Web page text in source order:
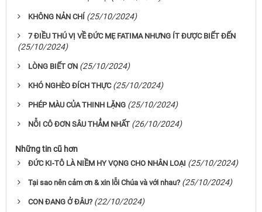
KHÔNG NẢN CHÍ (25/10/2024)
7 ĐIỀU THÚ VỊ VỀ ĐỨC MẸ FATIMA NHƯNG ÍT ĐƯỢC BIẾT ĐẾN
(25/10/2024)
LÒNG BIẾT ƠN (25/10/2024)
KHÓ NGHÈO ĐÍCH THỰC (25/10/2024)
PHÉP MÀU CỦA THINH LẶNG (25/10/2024)
NỖI CÔ ĐƠN SÂU THẲM NHẤT (26/10/2024)
Những tin cũ hơn
ĐỨC KI-TÔ LÀ NIỀM HY VỌNG CHO NHÂN LOẠI (25/10/2024)
Tại sao nên cảm ơn & xin lỗi Chúa và với nhau? (25/10/2024)
CON ĐANG Ở ĐÂU? (22/10/2024)